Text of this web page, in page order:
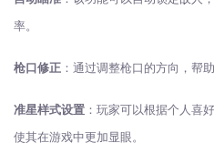
率。
枪口修正 ：通过调整枪口的方向，帮
准星样式设置 ：玩家可以根据个人喜
使其在游戏中更加显眼。